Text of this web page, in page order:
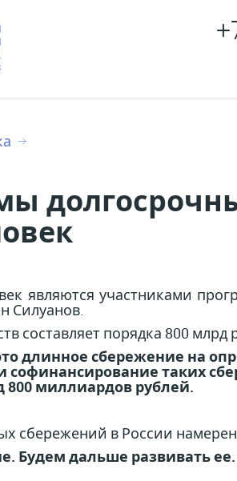
являются участниками
Силуанов.
составляет порядка 800 млрд
длинное сбережение на
софинансирование таких
800 миллиардов рублей.
сбережений в России
Будем дальше развивать ее.